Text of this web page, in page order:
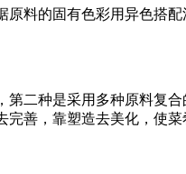
的固有色彩用异色搭
种是采用多种原料复
善，靠塑造去美化，使